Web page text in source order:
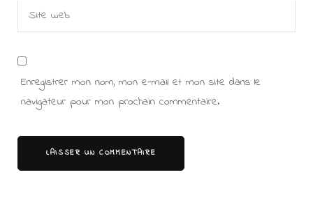
Enregistrer mon nom, mon e-mail et mon site dans le
navigateur pour mon prochain commentaire.